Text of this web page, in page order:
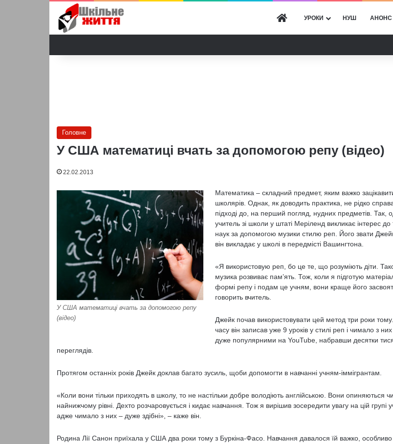
ГОЛОВНА
УРОКИ НУШ АНОНС
Головне
У США математиці вчать за допомогою репу (відео)
22.02.2013
У США математиці вчать за допомогою репу
(відео)
Математика – складний предмет, яким важко
школярів. Однак, як доводить практика, не рідко
підході до, на перший погляд, нудних предметів. Так,
учитель зі школи у штаті Меріленд викликає інтерес до
наук за допомогою музики стилю реп. Його звати
він викладає у школі в передмісті Вашингтона.
«Я використовую реп, бо це те, що розуміють діти.
музика розвиває пам’ять. Тож, коли я підготую
формі репу і подам це учням, вони краще його
говорить вчитель.
Джейк почав використовувати цей метод три роки
часу він записав уже 9 уроків у стилі реп і чимало з
дуже популярними на YouTube, набравши десятки
переглядів.
Протягом останніх років Джейк доклав багато зусиль, щоби допомогти в навчанні учням-іммігрантам.
«Коли вони тільки приходять в школу, то не настільки добре володіють англійською. Вони опиняються
найнижчому рівні. Дехто розчаровується і кидає навчання. Тож я вирішив зосередити увагу на цій групі
адже чимало з них – дуже здібні», – каже він.
Родина Лії Санон приїхала у США два роки тому з Буркіна-Фасо. Навчання давалося їй важко, особливо